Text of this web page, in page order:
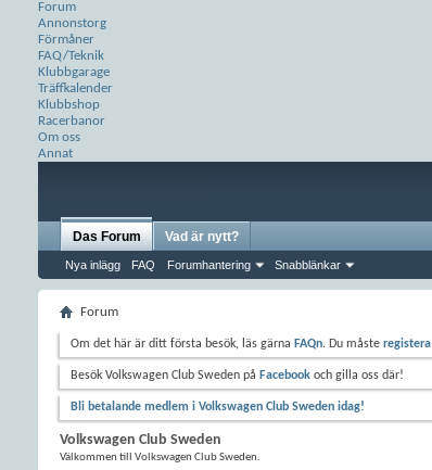
Forum
Annonstorg
Förmåner
FAQ/Teknik
Klubbgarage
Träffkalender
Klubbshop
Racerbanor
Om oss
Annat
Das Forum
Nya inlägg FAQ Forumhantering Snabblänkar
Vad är nytt?
Forum
Om det här är ditt första besök, läs gärna FAQn. Du måste registera
Besök Volkswagen Club Sweden på Facebook och gilla oss där!
Bli betalande medlem i Volkswagen Club Sweden idag!
Volkswagen Club Sweden
Välkommen till Volkswagen Club Sweden.